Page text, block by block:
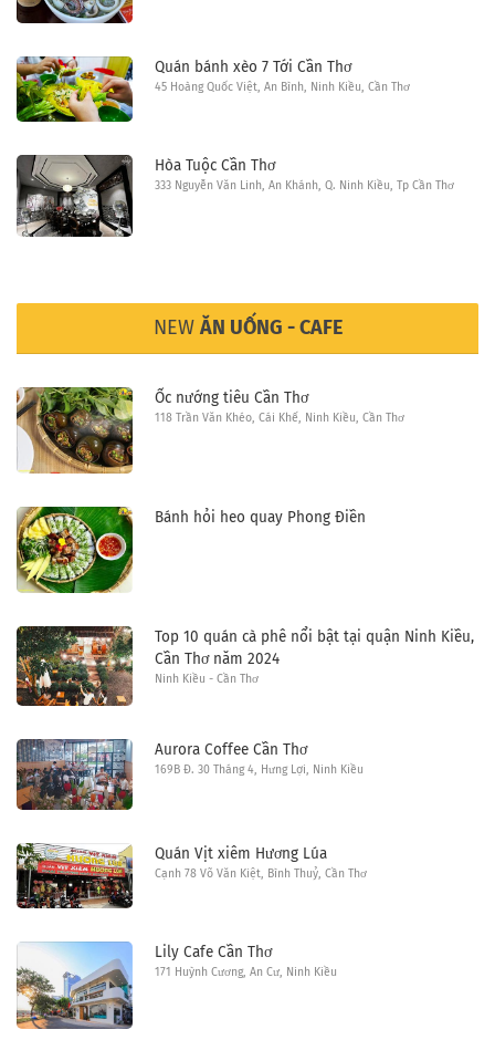
Quán bánh xèo 7 Tới Cần Thơ
45 Hoàng Quốc Việt, An Bình, Ninh Kiều, Cần Thơ
Hòa Tuộc Cần Thơ
333 Nguyễn Văn Linh, An Khánh, Q. Ninh Kiều, Tp Cần Thơ
NEW ĂN UỐNG - CAFE
Ốc nướng tiêu Cần Thơ
118 Trần Văn Khéo, Cái Khế, Ninh Kiều, Cần Thơ
Bánh hỏi heo quay Phong Điền
Top 10 quán cà phê nổi bật tại quận Ninh Kiều,
Cần Thơ năm 2024
Ninh Kiều - Cần Thơ
Aurora Coffee Cần Thơ
169B Đ. 30 Tháng 4, Hưng Lợi, Ninh Kiều
Quán Vịt xiêm Hương Lúa
Cạnh 78 Võ Văn Kiệt, Bình Thuỷ, Cần Thơ
Lily Cafe Cần Thơ
171 Huỳnh Cương, An Cư, Ninh Kiều